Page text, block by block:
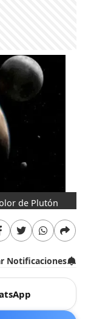
de Plutón
Notificaciones